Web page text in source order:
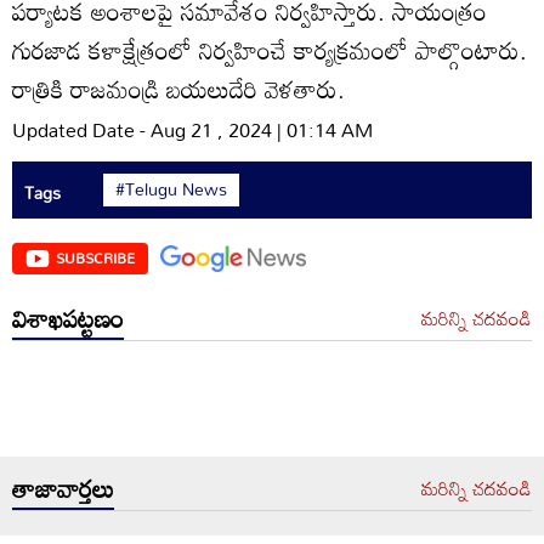
పర్యాటక అంశాలపై సమావేశం నిర్వహిస్తారు. సాయంత్రం
గురజాడ కళాక్షేత్రంలో నిర్వహించే కార్యక్రమంలో పాల్గొంటారు.
రాత్రికి రాజమండ్రి బయలుదేరి వెళతారు.
Updated Date - Aug 21 , 2024 | 01:14 AM
Tags #Telugu News
SUBSCRIBE
విశాఖపట్టణం మరిన్ని చదవండి
తాజావార్తలు మరిన్ని చదవండి